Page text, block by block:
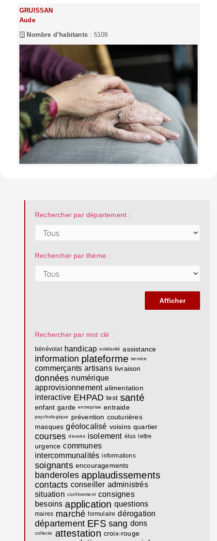
GRUISSAN
Aude
Nombre d’habitants : 5109
Rechercher par département :
Rechercher par thème :
Rechercher par mot clé :
bénévolat handicap solidarité assistance
information plateforme service
commerçants artisans livraison
données numérique
approvisionnement alimentation
interactive EHPAD test santé
enfant garde entreprise entraide
psychologique prévention couturières
masques géolocalisé voisins quartier
courses devoirs isolement élus lettre
urgence communes
intercommunalités informations
soignants encouragements
banderoles applaudissements
contacts conseiller administrés
situation confinement consignes
besoins application questions
maires marché formulaire dérogation
département EFS sang dons
collecte attestation croix-rouge